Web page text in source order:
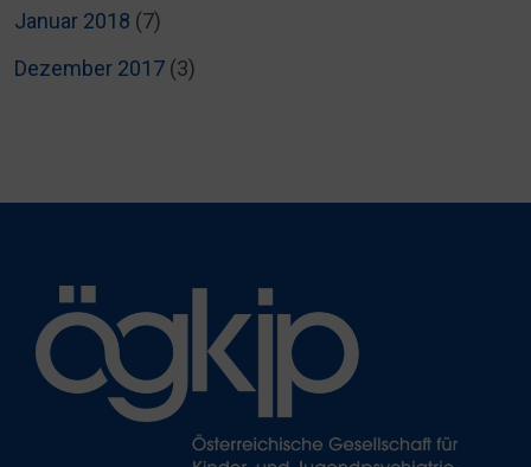
Januar 2018 (7)
Dezember 2017 (3)